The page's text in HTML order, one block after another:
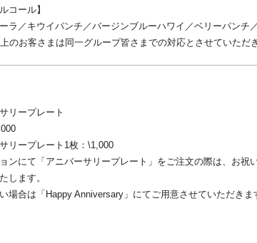
コール】
ラ／キウイパンチ／バージンブルーハワイ／ベリーパンチ
のお客さまは同一グループ皆さまでの対応とさせていただき
リープレート
リープレート1枚：\1,000
ョンにて「アニバーサリープレート」をご注文の際は、お祝
します。
場合は「Happy Anniversary」にてご用意させていただきま